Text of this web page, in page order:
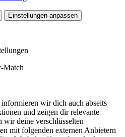
Einstellungen anpassen
Match
wir dich auch abseits
und zeigen dir relevante
wir deine verschlüsselten
mit folgenden externen Anbietern